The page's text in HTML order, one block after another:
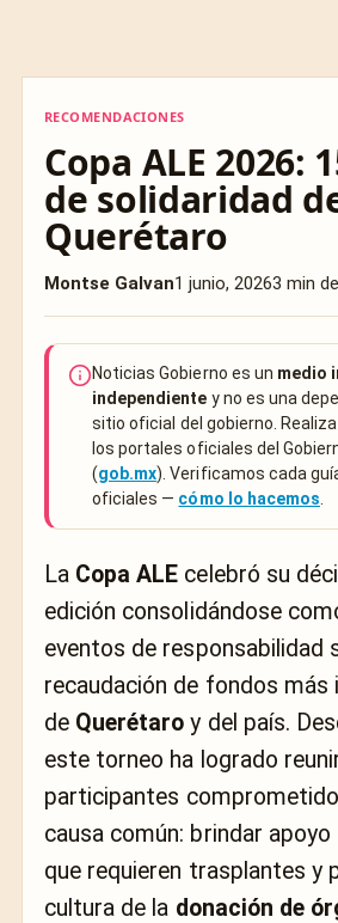
RECOMENDACIONES
Copa ALE 2026:
de solidaridad
Querétaro
Montse Galvan1 junio, 20263 min
Noticias Gobierno es un medio
independiente y no es una
sitio oficial del gobierno.
los portales oficiales del
(gob.mx). Verificamos cada
oficiales — cómo lo hacemos
La Copa ALE celebró su
edición consolidándose
eventos de responsabilidad
recaudación de fondos
de Querétaro y del país.
este torneo ha logrado
participantes
causa común: brindar apoyo
que requieren trasplantes y
cultura de la donación de